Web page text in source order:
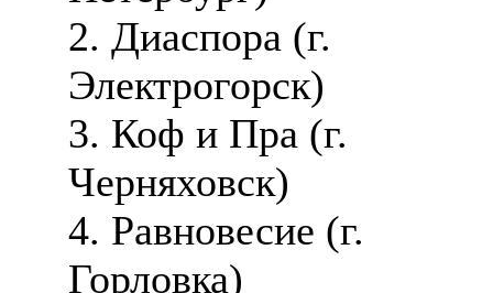
2. Диаспора (г.
Электрогорск)
3. Коф и Пра (г.
Черняховск)
4. Равновесие (г.
Горловка)